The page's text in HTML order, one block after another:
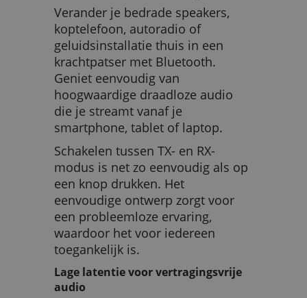
Verander je bedrade speakers,
koptelefoon, autoradio of
geluidsinstallatie thuis in een
krachtpatser met Bluetooth.
Geniet eenvoudig van
hoogwaardige draadloze audio
die je streamt vanaf je
smartphone, tablet of laptop.
Schakelen tussen TX- en RX-
modus is net zo eenvoudig als op
een knop drukken. Het
eenvoudige ontwerp zorgt voor
een probleemloze ervaring,
waardoor het voor iedereen
toegankelijk is.
Lage latentie voor vertragingsvrije
audio